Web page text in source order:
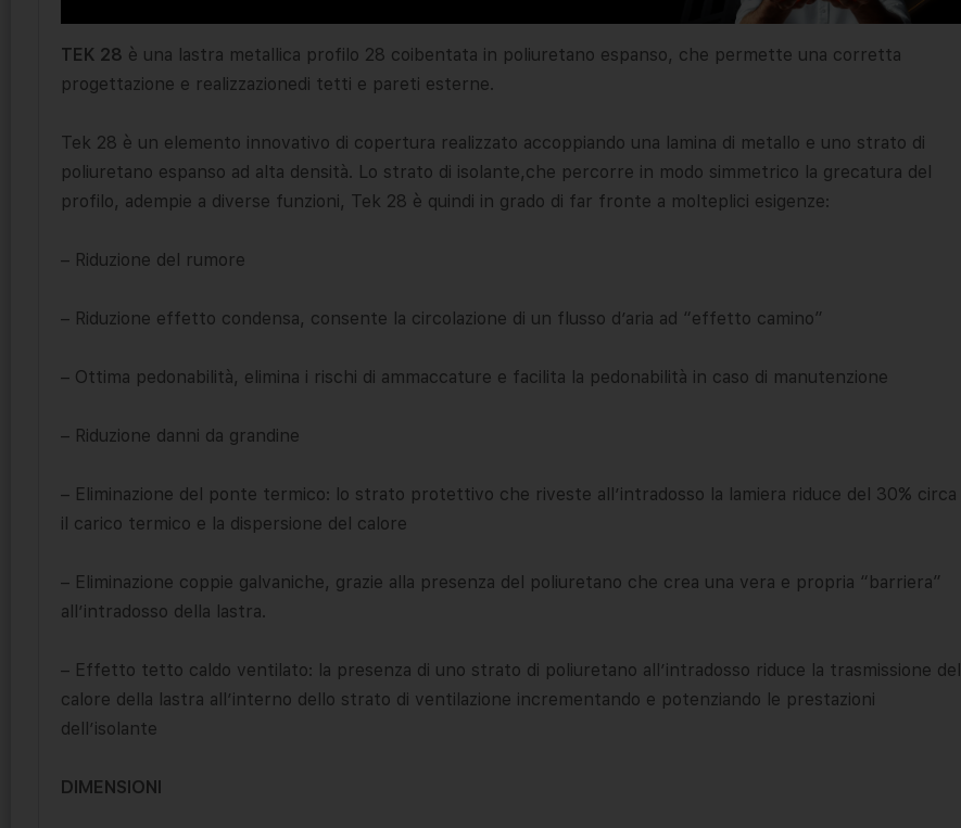
TEK 28 è una lastra metallica profilo 28 coibentata in poliuretano espanso, che permette una corretta
progettazione e realizzazionedi tetti e pareti esterne.
Tek 28 è un elemento innovativo di copertura realizzato accoppiando una lamina di metallo e uno strato di
poliuretano espanso ad alta densità. Lo strato di isolante,che percorre in modo simmetrico la grecatura del
profilo, adempie a diverse funzioni, Tek 28 è quindi in grado di far fronte a molteplici esigenze:
– Riduzione del rumore
– Riduzione effetto condensa, consente la circolazione di un flusso d’aria ad “effetto camino”
– Ottima pedonabilità, elimina i rischi di ammaccature e facilita la pedonabilità in caso di manutenzione
– Riduzione danni da grandine
– Eliminazione del ponte termico: lo strato protettivo che riveste all’intradosso la lamiera riduce del 30% circa
il carico termico e la dispersione del calore
– Eliminazione coppie galvaniche, grazie alla presenza del poliuretano che crea una vera e propria “barriera”
all’intradosso della lastra.
– Effetto tetto caldo ventilato: la presenza di uno strato di poliuretano all’intradosso riduce la trasmissione del
calore della lastra all’interno dello strato di ventilazione incrementando e potenziando le prestazioni
dell’isolante
DIMENSIONI